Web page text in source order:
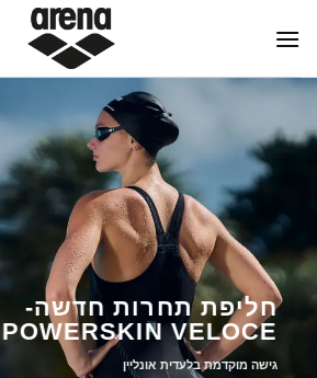
חליפת תחרות חדשה-
POWERSKIN VELOCE
גישה מוקדמת בלעדית אונליין